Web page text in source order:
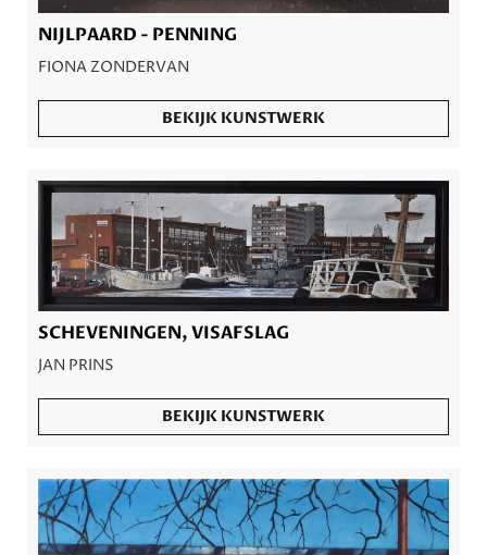
NIJLPAARD - PENNING
FIONA ZONDERVAN
BEKIJK KUNSTWERK
SCHEVENINGEN, VISAFSLAG
JAN PRINS
BEKIJK KUNSTWERK